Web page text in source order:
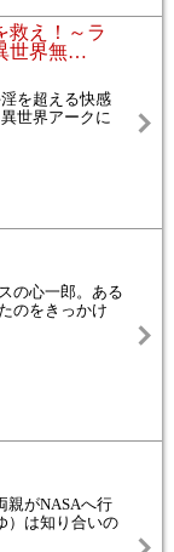
救え！～ラ
世界無…
を超える快感
世界アークに
の心一郎。ある
のをきっかけ
親がNASAへ行
）は知り合いの